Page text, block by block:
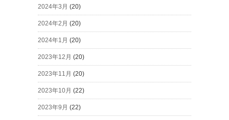
2024年3月 (20)
2024年2月 (20)
2024年1月 (20)
2023年12月 (20)
2023年11月 (20)
2023年10月 (22)
2023年9月 (22)